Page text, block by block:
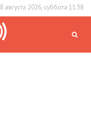
8 августа 2026, суббота 11:38